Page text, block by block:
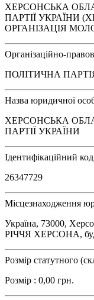
ХЕРСОНСЬКА
ПАРТІЇ УКРАЇНИ
ОРГАНІЗАЦІЯ
Організаційно-
ПОЛІТИЧНА
Назва юридичної
ХЕРСОНСЬКА
ПАРТІЇ УКРАЇНИ
Ідентифікаційний
26347729
Місцезнаходження
Україна, 73000,
РІЧЧЯ ХЕРСОНА,
Розмір статутного
Розмір : 0,00 грн.